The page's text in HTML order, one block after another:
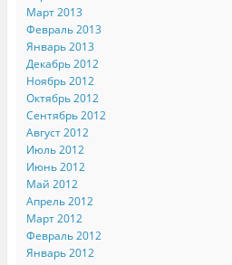
Март 2013
Февраль 2013
Январь 2013
Декабрь 2012
Ноябрь 2012
Октябрь 2012
Сентябрь 2012
Август 2012
Июль 2012
Июнь 2012
Май 2012
Апрель 2012
Март 2012
Февраль 2012
Январь 2012